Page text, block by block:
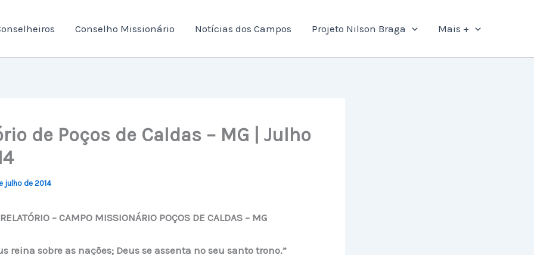
Conselho Missionário Notícias dos Campos Projeto Nilson Braga Mais +
de Poços de Caldas – MG | Julho
julho de 2014
RELATÓRIO – CAMPO MISSIONÁRIO POÇOS DE CALDAS – MG
reina sobre as nações; Deus se assenta no seu santo trono.”